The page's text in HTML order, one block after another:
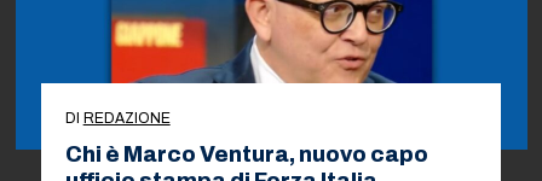
DI REDAZIONE
Chi è Marco Ventura, nuovo capo